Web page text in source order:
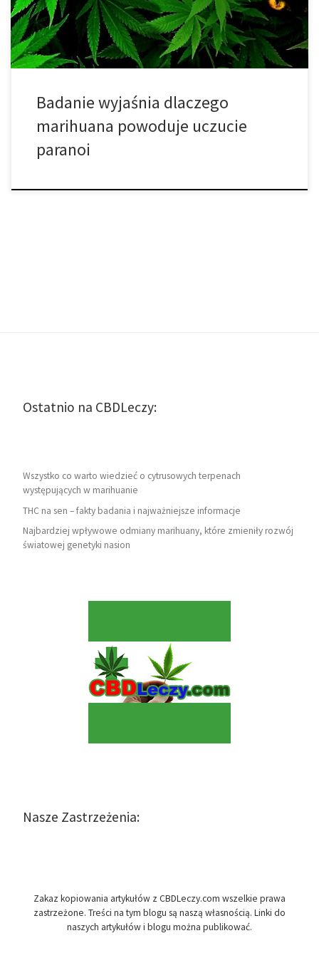
wyjaśnić skomplikowaną relację marihuany z uczuciem niepokoju.
Odkrycia, opublikowane w czasopiśmie Neuron, […]
Badanie wyjaśnia dlaczego
marihuana powoduje uczucie
paranoi
Ostatnio na CBDLeczy:
Wszystko co warto wiedzieć o cytrusowych terpenach
występujących w marihuanie
THC na sen – fakty badania i najważniejsze informacje
Najbardziej wpływowe odmiany marihuany, które zmieniły rozwój
światowej genetyki nasion
Nasze Zastrzeżenia:
Zakaz kopiowania artykułów z CBDLeczy.com wszelkie prawa
zastrzeżone. Treści na tym blogu są naszą własnością. Linki do
naszych artykułów i blogu można publikować.